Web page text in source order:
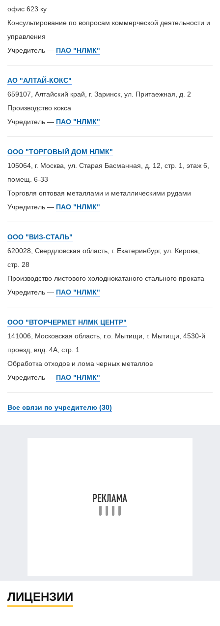
офис 623 ку
Консультирование по вопросам коммерческой деятельности и
управления
Учредитель — ПАО "НЛМК"
АО "АЛТАЙ-КОКС"
659107, Алтайский край, г. Заринск, ул. Притаежная, д. 2
Производство кокса
Учредитель — ПАО "НЛМК"
ООО "ТОРГОВЫЙ ДОМ НЛМК"
105064, г. Москва, ул. Старая Басманная, д. 12, стр. 1, этаж 6,
помещ. 6-33
Торговля оптовая металлами и металлическими рудами
Учредитель — ПАО "НЛМК"
ООО "ВИЗ-СТАЛЬ"
620028, Свердловская область, г. Екатеринбург, ул. Кирова,
стр. 28
Производство листового холоднокатаного стального проката
Учредитель — ПАО "НЛМК"
ООО "ВТОРЧЕРМЕТ НЛМК ЦЕНТР"
141006, Московская область, г.о. Мытищи, г. Мытищи, 4530-й
проезд, влд. 4А, стр. 1
Обработка отходов и лома черных металлов
Учредитель — ПАО "НЛМК"
Все связи по учредителю (30)
ЛИЦЕНЗИИ